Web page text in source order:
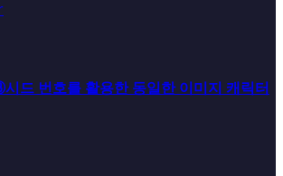
드 번호를 활용한 동일한 이미지 캐릭터